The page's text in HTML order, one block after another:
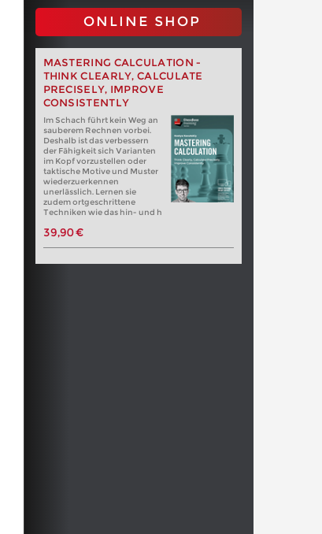
ONLINE SHOP
MASTERING CALCULATION -
THINK CLEARLY, CALCULATE
PRECISELY, IMPROVE
CONSISTENTLY
Im Schach führt kein Weg an
sauberem Rechnen vorbei.
Deshalb ist das verbessern
der Fähigkeit sich Varianten
im Kopf vorzustellen oder
taktische Motive und Muster
wiederzuerkennen
unerlässlich. Lernen sie
zudem ortgeschrittene
Techniken wie das hin- und h
39,90 €